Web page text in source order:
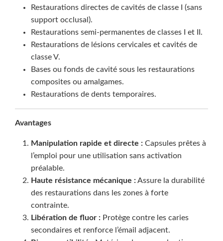
Restaurations directes de cavités de classe I (sans
support occlusal).
Restaurations semi-permanentes de classes I et II.
Restaurations de lésions cervicales et cavités de
classe V.
Bases ou fonds de cavité sous les restaurations
composites ou amalgames.
Restaurations de dents temporaires.
Avantages
Manipulation rapide et directe : Capsules prêtes à
l’emploi pour une utilisation sans activation
préalable.
Haute résistance mécanique :Assure la durabilité
des restaurations dans les zones à forte
contrainte.
Libération de fluor : Protège contre les caries
secondaires et renforce l’émail adjacent.